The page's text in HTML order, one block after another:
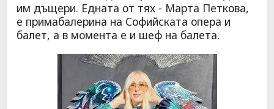
им дъщери. Едната от тях - Марта Петкова,
е примабалерина на Софийската опера и
балет, а в момента е и шеф на балета.